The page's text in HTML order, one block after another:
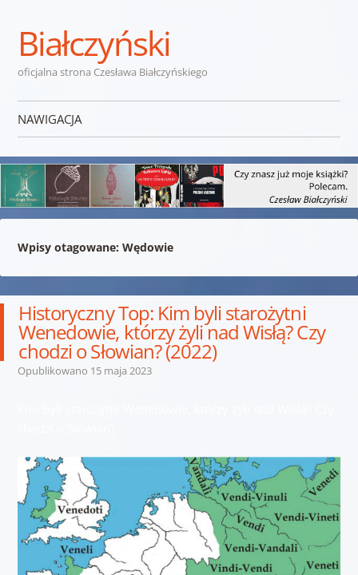
Białczyński
oficjalna strona Czesława Białczyńskiego
NAWIGACJA
Wpisy otagowane: Wędowie
Historyczny Top: Kim byli starożytni
Wenedowie, którzy żyli nad Wisłą? Czy
chodzi o Słowian? (2022)
Opublikowano 15 maja 2023